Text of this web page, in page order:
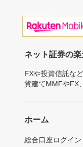
ネット証券の
FXや投資信託な
貨建てMMFやFX
ホーム
総合口座ログイン